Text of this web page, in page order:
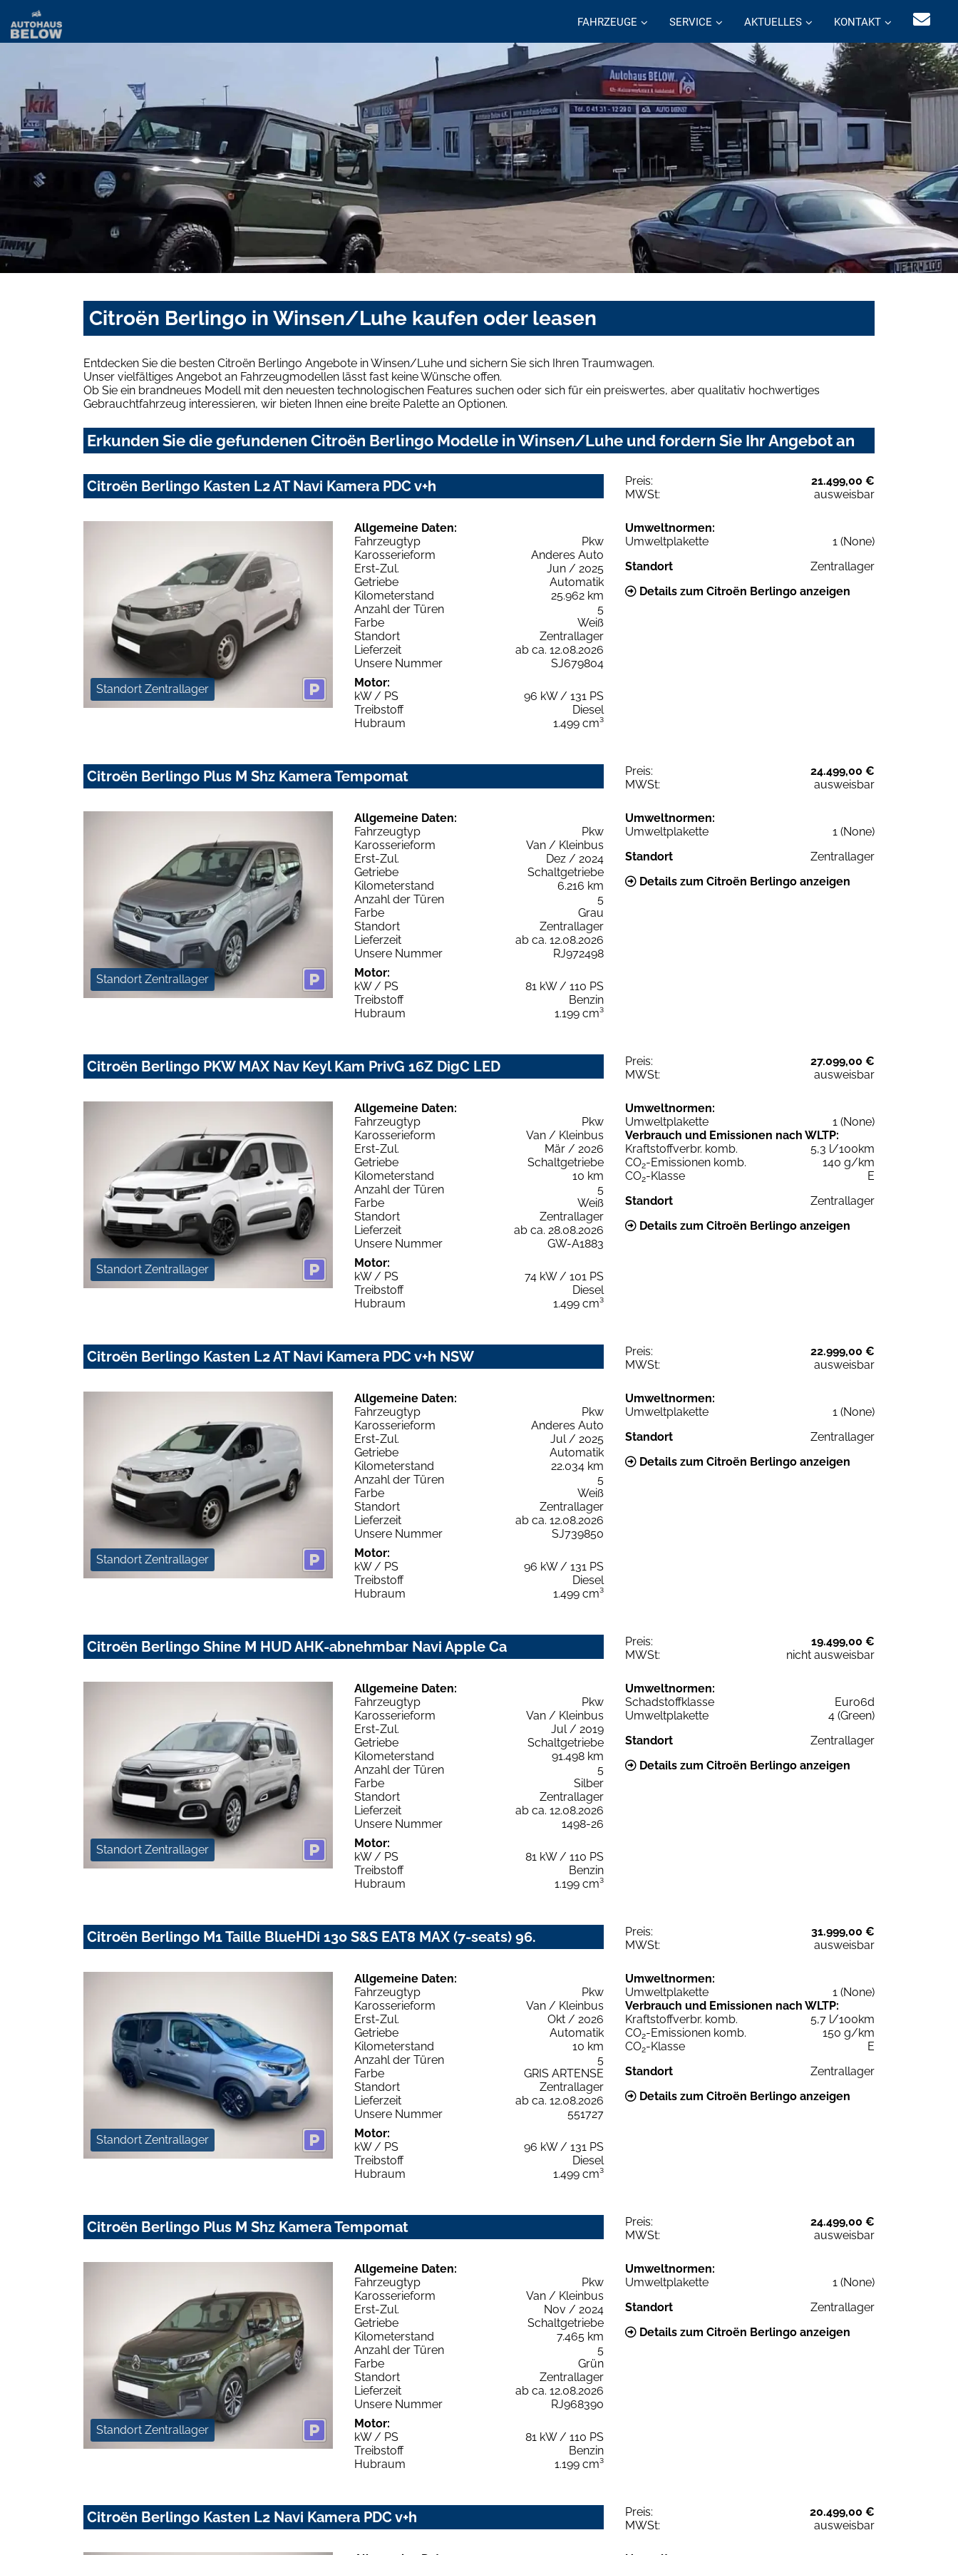
FAHRZEUGE SERVICE AKTUELLES KONTAKT
Citroën Berlingo in Winsen/Luhe kaufen oder leasen
Entdecken Sie die besten Citroën Berlingo Angebote in Winsen/Luhe und sichern Sie sich Ihren Traumwagen.
Unser vielfältiges Angebot an Fahrzeugmodellen lässt fast keine Wünsche offen.
Ob Sie ein brandneues Modell mit den neuesten technologischen Features suchen oder sich für ein preiswertes, aber qualitativ hochwertiges
Gebrauchtfahrzeug interessieren, wir bieten Ihnen eine breite Palette an Optionen.
Erkunden Sie die gefundenen Citroën Berlingo Modelle in Winsen/Luhe und fordern Sie Ihr Angebot an
Citroën Berlingo Kasten L2 AT Navi Kamera PDC v+h Preis:
21.499,00 €
MWSt:
ausweisbar
Standort Zentrallager
Allgemeine Daten:
Fahrzeugtyp
Pkw
Karosserieform
Anderes Auto
Erst-Zul.
Jun / 2025
Getriebe
Automatik
Kilometerstand
25.962 km
Anzahl der Türen
5
Farbe
Weiß
Standort
Zentrallager
Lieferzeit
ab ca. 12.08.2026
Unsere Nummer
SJ679804
Motor:
kW / PS
96 kW / 131 PS
Treibstoff
Diesel
Hubraum
1.499 cm³
Umweltnormen:
Umweltplakette
1 (None)
Standort
Zentrallager
Details zum Citroën Berlingo anzeigen
Citroën Berlingo Plus M Shz Kamera Tempomat Preis:
24.499,00 €
MWSt:
ausweisbar
Standort Zentrallager
Allgemeine Daten:
Fahrzeugtyp
Pkw
Karosserieform
Van / Kleinbus
Erst-Zul.
Dez / 2024
Getriebe
Schaltgetriebe
Kilometerstand
6.216 km
Anzahl der Türen
5
Farbe
Grau
Standort
Zentrallager
Lieferzeit
ab ca. 12.08.2026
Unsere Nummer
RJ972498
Motor:
kW / PS
81 kW / 110 PS
Treibstoff
Benzin
Hubraum
1.199 cm³
Umweltnormen:
Umweltplakette
1 (None)
Standort
Zentrallager
Details zum Citroën Berlingo anzeigen
Citroën Berlingo PKW MAX Nav Keyl Kam PrivG 16Z DigC LED Preis:
27.099,00 €
MWSt:
ausweisbar
Standort Zentrallager
Allgemeine Daten:
Fahrzeugtyp
Pkw
Karosserieform
Van / Kleinbus
Erst-Zul.
Mär / 2026
Getriebe
Schaltgetriebe
Kilometerstand
10 km
Anzahl der Türen
5
Farbe
Weiß
Standort
Zentrallager
Lieferzeit
ab ca. 28.08.2026
Unsere Nummer
GW-A1883
Motor:
kW / PS
74 kW / 101 PS
Treibstoff
Diesel
Hubraum
1.499 cm³
Umweltnormen:
Umweltplakette
1 (None)
Verbrauch und Emissionen nach WLTP:
Kraftstoffverbr. komb.
5,3 l/100km
CO2-Emissionen komb.
140 g/km
CO2-Klasse
E
Standort
Zentrallager
Details zum Citroën Berlingo anzeigen
Citroën Berlingo Kasten L2 AT Navi Kamera PDC v+h NSW Preis:
22.999,00 €
MWSt:
ausweisbar
Standort Zentrallager
Allgemeine Daten:
Fahrzeugtyp
Pkw
Karosserieform
Anderes Auto
Erst-Zul.
Jul / 2025
Getriebe
Automatik
Kilometerstand
22.034 km
Anzahl der Türen
5
Farbe
Weiß
Standort
Zentrallager
Lieferzeit
ab ca. 12.08.2026
Unsere Nummer
SJ739850
Motor:
kW / PS
96 kW / 131 PS
Treibstoff
Diesel
Hubraum
1.499 cm³
Umweltnormen:
Umweltplakette
1 (None)
Standort
Zentrallager
Details zum Citroën Berlingo anzeigen
Citroën Berlingo Shine M HUD AHK-abnehmbar Navi Apple Ca Preis:
19.499,00 €
MWSt:
nicht ausweisbar
Standort Zentrallager
Allgemeine Daten:
Fahrzeugtyp
Pkw
Karosserieform
Van / Kleinbus
Erst-Zul.
Jul / 2019
Getriebe
Schaltgetriebe
Kilometerstand
91.498 km
Anzahl der Türen
5
Farbe
Silber
Standort
Zentrallager
Lieferzeit
ab ca. 12.08.2026
Unsere Nummer
1498-26
Motor:
kW / PS
81 kW / 110 PS
Treibstoff
Benzin
Hubraum
1.199 cm³
Umweltnormen:
Schadstoffklasse
Euro6d
Umweltplakette
4 (Green)
Standort
Zentrallager
Details zum Citroën Berlingo anzeigen
Citroën Berlingo M1 Taille BlueHDi 130 S&S EAT8 MAX (7-seats) 96. Preis:
31.999,00 €
MWSt:
ausweisbar
Standort Zentrallager
Allgemeine Daten:
Fahrzeugtyp
Pkw
Karosserieform
Van / Kleinbus
Erst-Zul.
Okt / 2026
Getriebe
Automatik
Kilometerstand
10 km
Anzahl der Türen
5
Farbe
GRIS ARTENSE
Standort
Zentrallager
Lieferzeit
ab ca. 12.08.2026
Unsere Nummer
551727
Motor:
kW / PS
96 kW / 131 PS
Treibstoff
Diesel
Hubraum
1.499 cm³
Umweltnormen:
Umweltplakette
1 (None)
Verbrauch und Emissionen nach WLTP:
Kraftstoffverbr. komb.
5,7 l/100km
CO2-Emissionen komb.
150 g/km
CO2-Klasse
E
Standort
Zentrallager
Details zum Citroën Berlingo anzeigen
Citroën Berlingo Plus M Shz Kamera Tempomat Preis:
24.499,00 €
MWSt:
ausweisbar
Standort Zentrallager
Allgemeine Daten:
Fahrzeugtyp
Pkw
Karosserieform
Van / Kleinbus
Erst-Zul.
Nov / 2024
Getriebe
Schaltgetriebe
Kilometerstand
7.465 km
Anzahl der Türen
5
Farbe
Grün
Standort
Zentrallager
Lieferzeit
ab ca. 12.08.2026
Unsere Nummer
RJ968390
Motor:
kW / PS
81 kW / 110 PS
Treibstoff
Benzin
Hubraum
1.199 cm³
Umweltnormen:
Umweltplakette
1 (None)
Standort
Zentrallager
Details zum Citroën Berlingo anzeigen
Citroën Berlingo Kasten L2 Navi Kamera PDC v+h Preis:
20.499,00 €
MWSt:
ausweisbar